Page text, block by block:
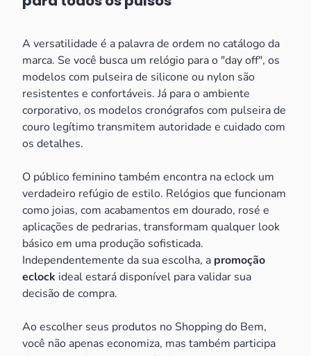
A versatilidade é a palavra de ordem no catálogo da
marca. Se você busca um relógio para o "day off", os
modelos com pulseira de silicone ou nylon são
resistentes e confortáveis. Já para o ambiente
corporativo, os modelos cronógrafos com pulseira de
couro legítimo transmitem autoridade e cuidado com
os detalhes.
O público feminino também encontra na eclock um
verdadeiro refúgio de estilo. Relógios que funcionam
como joias, com acabamentos em dourado, rosé e
aplicações de pedrarias, transformam qualquer look
básico em uma produção sofisticada.
Independentemente da sua escolha, a promoção
eclock ideal estará disponível para validar sua
decisão de compra.
Ao escolher seus produtos no Shopping do Bem,
você não apenas economiza, mas também participa